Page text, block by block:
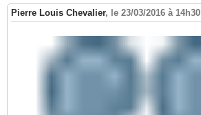
Pierre Louis Chevalier, le 23/03/2016 à 14h30